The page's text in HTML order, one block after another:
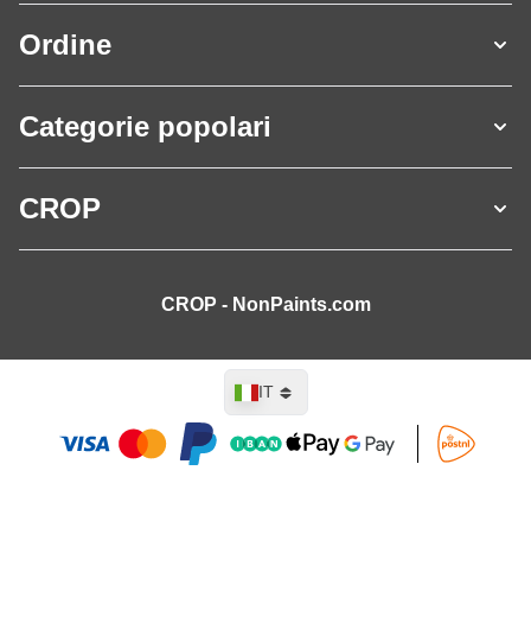
Ordine
Categorie popolari
CROP
CROP - NonPaints.com
Lingua
IT